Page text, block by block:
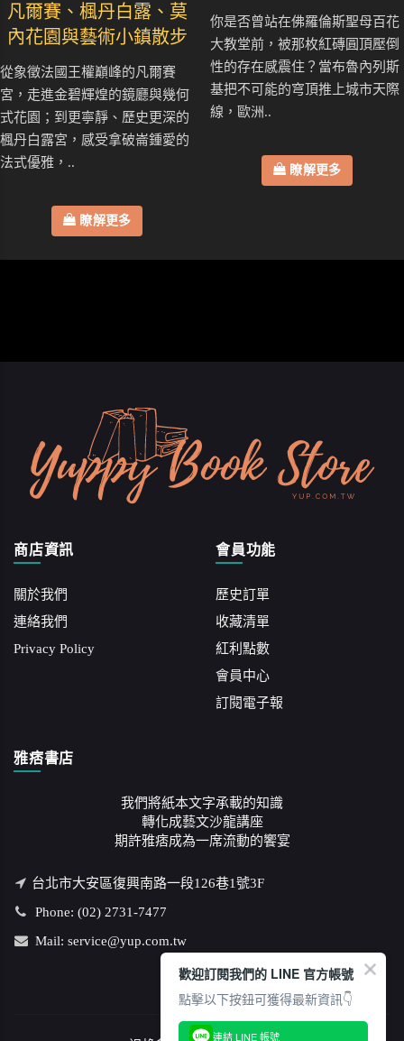
凡爾賽、楓丹白露、莫
內花園與藝術小鎮散步
從象徵法國王權巔峰的凡爾賽
宮，走進金碧輝煌的鏡廳與幾何
式花園；到更寧靜、歷史更深的
楓丹白露宮，感受拿破崙鍾愛的
法式優雅，..
瞭解更多
你是否曾站在佛羅倫斯聖母百花
大教堂前，被那枚紅磚圓頂壓倒
性的存在感震住？當布魯內列斯
基把不可能的穹頂推上城市天際
線，歐洲..
瞭解更多
商店資訊
關於我們
連絡我們
Privacy Policy
會員功能
歷史訂單
收藏清單
紅利點數
會員中心
訂閱電子報
雅痞書店
我們將紙本文字承載的知識
轉化成藝文沙龍講座
期許雅痞成為一席流動的饗宴
台北市大安區復興南路一段126巷1號3F
Phone: (02) 2731-7477
Mail: service@yup.com.tw
歡迎訂閱我們的 LINE 官方帳號
點擊以下按鈕可獲得最新資訊👇
連結 LINE 帳號